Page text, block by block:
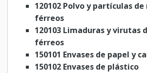
120102 Polvo y partículas
férreos
120103 Limaduras y virutas
férreos
150101 Envases de papel y
150102 Envases de plástico